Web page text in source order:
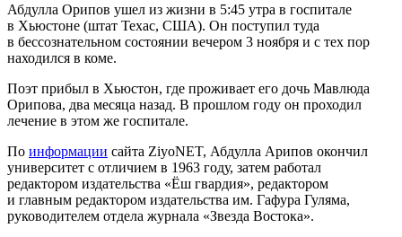
Абдулла Орипов ушел из жизни в 5:45 утра в госпитале
в Хьюстоне (штат Техас, США). Он поступил туда
в бессознательном состоянии вечером 3 ноября и с тех пор
находился в коме.
Поэт прибыл в Хьюстон, где проживает его дочь Мавлюда
Орипова, два месяца назад. В прошлом году он проходил
лечение в этом же госпитале.
По информации сайта ZiyoNET, Абдулла Арипов окончил
университет с отличием в 1963 году, затем работал
редактором издательства «Ёш гвардия», редактором
и главным редактором издательства им. Гафура Гуляма,
руководителем отдела журнала «Звезда Востока».